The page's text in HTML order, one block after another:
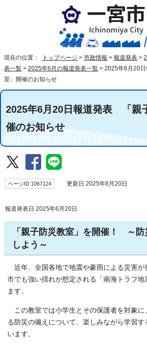
現在の位置： トップページ > 市政情報 > 報道発表 >
表一覧 > 2025年6月の報道発表一覧 > 2025年6月20
室」開催のお知らせ
2025年6月20日報道発表 「親
催のお知らせ
ページID 1067124 更新日 2025年6月20日
報道発表日 2025年6月20日
「親子防災教室」を開催！ ～
しよう～
近年、全国各地で地震や豪雨による災害が
市でも強い揺れが想定される「南海トラフ
ます。
この教室では小学生とその保護者を対象に
る防災の備えについて、楽しみながら学習す
います。